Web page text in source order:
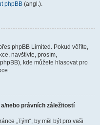
phpBB (angl.).
phpBB Limited. Pokud věříte,
navštivte, prosím,
kde můžete hlasovat pro
nebo právních záležitostí
„Tým“, by měl být pro vaši